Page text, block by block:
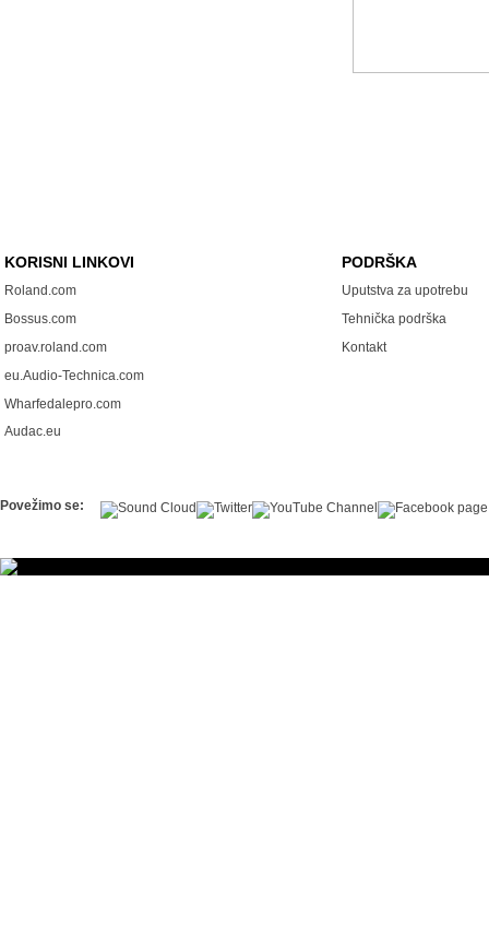
KORISNI LINKOVI
Roland.com
Bossus.com
proav.roland.com
eu.Audio-Technica.com
Wharfedalepro.com
Audac.eu
PODRŠKA
Uputstva za upotrebu
Tehnička podrška
Kontakt
Povežimo se: